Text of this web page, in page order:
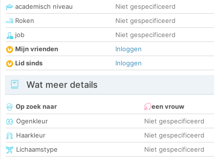
academisch niveau
Niet gespecificeerd
Roken
Niet gespecificeerd
job
Niet gespecificeerd
Mijn vrienden
Inloggen
Lid sinds
Inloggen
Wat meer details
Op zoek naar
een vrouw
Ogenkleur
Niet gespecificeerd
Haarkleur
Niet gespecificeerd
Lichaamstype
Niet gespecificeerd